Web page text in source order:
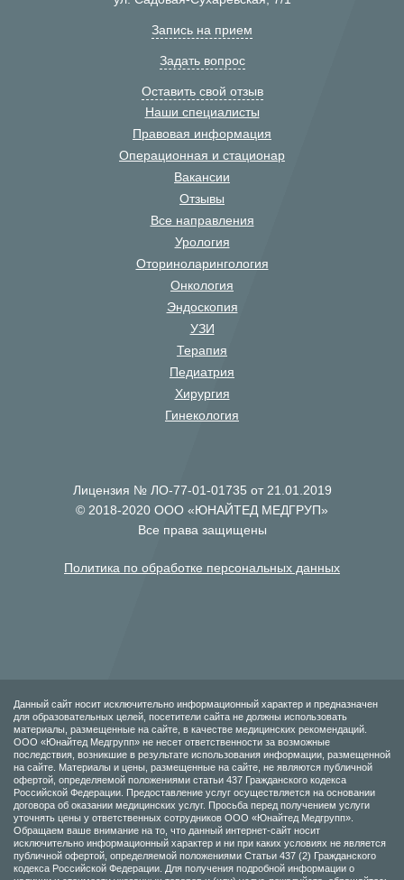
Запись на прием
Задать вопрос
Оставить свой отзыв
Наши специалисты
Правовая информация
Операционная и стационар
Вакансии
Отзывы
Все направления
Урология
Оториноларингология
Онкология
Эндоскопия
УЗИ
Терапия
Педиатрия
Хирургия
Гинекология
Лицензия № ЛО-77-01-01735 от 21.01.2019
© 2018-2020 ООО «ЮНАЙТЕД МЕДГРУП»
Все права защищены
Политика по обработке персональных данных
Данный сайт носит исключительно информационный характер и предназначен
для образовательных целей, посетители сайта не должны использовать
материалы, размещенные на сайте, в качестве медицинских рекомендаций.
ООО «Юнайтед Медгрупп» не несет ответственности за возможные
последствия, возникшие в результате использования информации, размещенной
на сайте. Материалы и цены, размещенные на сайте, не являются публичной
офертой, определяемой положениями статьи 437 Гражданского кодекса
Российской Федерации. Предоставление услуг осуществляется на основании
договора об оказании медицинских услуг. Просьба перед получением услуги
уточнять цены у ответственных сотрудников ООО «Юнайтед Медгрупп».
Обращаем ваше внимание на то, что данный интернет-сайт носит
исключительно информационный характер и ни при каких условиях не является
публичной офертой, определяемой положениями Статьи 437 (2) Гражданского
кодекса Российской Федерации. Для получения подробной информации о